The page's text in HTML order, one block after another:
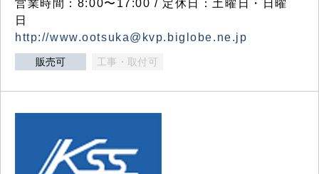
営業時間：8:00〜17:00 / 定休日：土曜日・日曜
日
http://www.ootsuka@kvp.biglobe.ne.jp
販売可 工事・取付可